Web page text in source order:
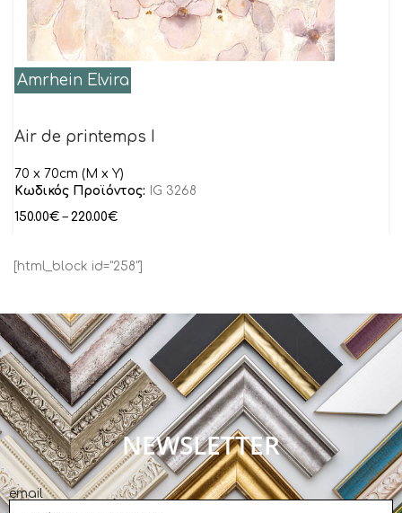
Amrhein Elvira
Air de printemps I
70 x 70cm (M x Y)
Κωδικός Προϊόντος:
IG 3268
150.00€ – 220.00€
[html_block id="258"]
NEWSLETTER
email